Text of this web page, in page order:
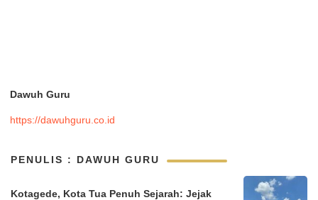
Dawuh Guru
https://dawuhguru.co.id
PENULIS : DAWUH GURU
Kotagede, Kota Tua Penuh Sejarah: Jejak